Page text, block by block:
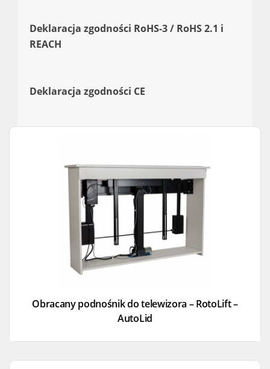
Deklaracja zgodności RoHS-3 / RoHS 2.1 i
REACH
Deklaracja zgodności CE
Obracany podnośnik do telewizora – RotoLift –
AutoLid